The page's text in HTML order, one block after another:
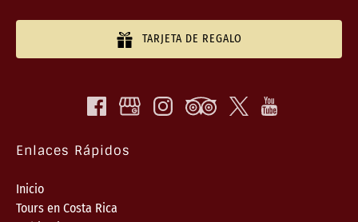
TARJETA DE REGALO
Enlaces Rápidos
Inicio
Tours en Costa Rica